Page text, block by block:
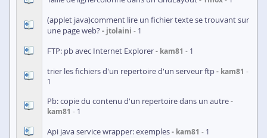
(applet java)comment lire un fichier texte se trouvant sur
une page web?
jtolaini 1
FTP: pb avec Internet Explorer kam81 1
trier les fichiers d'un repertoire d'un serveur ftp kam81
1
Pb: copie du contenu d'un repertoire dans un autre
kam81 1
Api java service wrapper: exemples kam81 1